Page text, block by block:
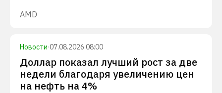
AMD
Новости·07.08.2026 08:00
Доллар показал лучший рост за две
недели благодаря увеличению цен
на нефть на 4%